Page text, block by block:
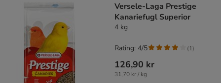
Versele-Laga Prestige
Kanariefugl Superior
4 kg
126,90 kr
31,70 kr / kg
Rating: 4/5 (1)